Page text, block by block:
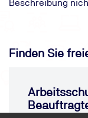
Beschreibung
Finden Sie